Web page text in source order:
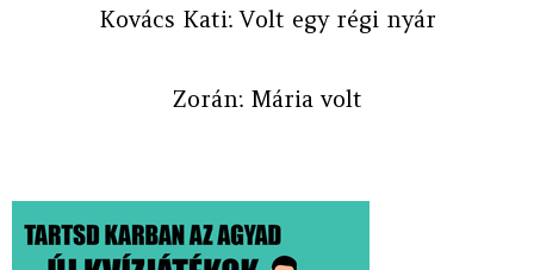
Kovács Kati: Volt egy régi nyár
Zorán: Mária volt